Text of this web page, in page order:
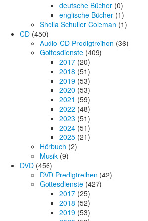
deutsche Bücher (0)
englische Bücher (1)
Sheila Schuller Coleman (1)
CD (450)
Audio-CD Predigtreihen (36)
Gottesdienste (409)
2017 (20)
2018 (51)
2019 (53)
2020 (53)
2021 (59)
2022 (48)
2023 (51)
2024 (51)
2025 (21)
Hörbuch (2)
Musik (9)
DVD (456)
DVD Predigtreihen (42)
Gottesdienste (427)
2017 (25)
2018 (52)
2019 (53)